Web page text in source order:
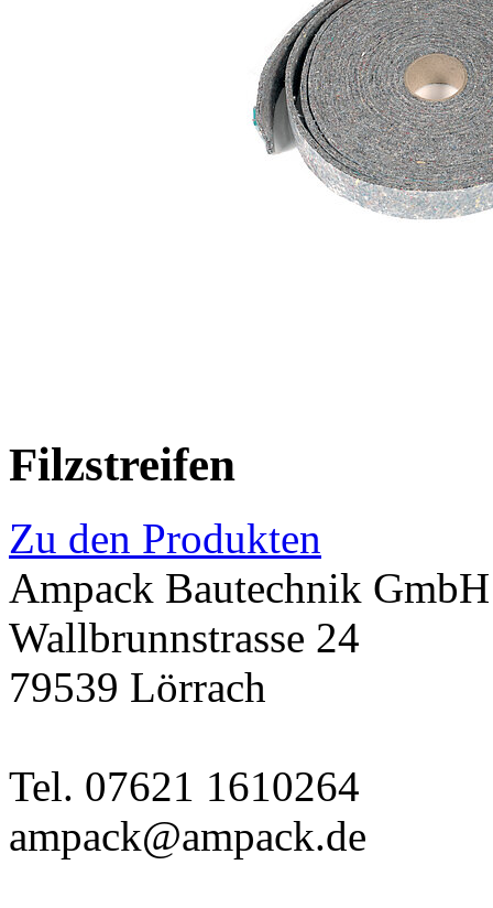
Filzstreifen
Zu den Produkten
Ampack Bautechnik GmbH
Wallbrunnstrasse 24
79539 Lörrach
Tel. 07621 1610264
ampack@ampack.de